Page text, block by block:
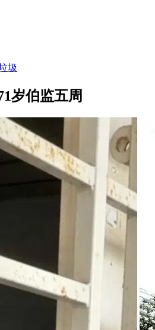
圾
岁伯监五周